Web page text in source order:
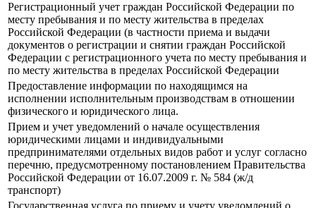
Регистрационный учет граждан Российской Федерации по
месту пребывания и по месту жительства в пределах
Российской Федерации (в частности приема и выдачи
документов о регистрации и снятии граждан Российской
Федерации с регистрационного учета по месту пребывания и
по месту жительства в пределах Российской Федерации
Предоставление информации по находящимся на
исполнении исполнительным производствам в отношении
физического и юридического лица.
Прием и учет уведомлений о начале осуществления
юридическими лицами и индивидуальными
предпринимателями отдельных видов работ и услуг согласно
перечню, предусмотренному постановлением Правительства
Российской Федерации от 16.07.2009 г. № 584 (ж/д
транспорт)